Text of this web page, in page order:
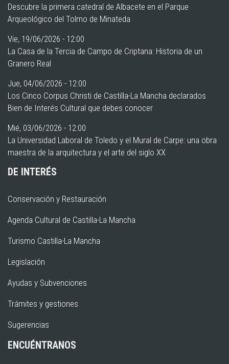
Descubre la primera catedral de Albacete en el Parque
Arqueológico del Tolmo de Minateda
Vie, 19/06/2026 - 12:00
La Casa de la Tercia de Campo de Criptana: Historia de un
Granero Real
Jue, 04/06/2026 - 12:00
Los Cinco Corpus Christi de Castilla-La Mancha declarados
Bien de Interés Cultural que debes conocer
Mié, 03/06/2026 - 12:00
La Universidad Laboral de Toledo y el Mural de Carpe: una obra
maestra de la arquitectura y el arte del siglo XX
DE INTERÉS
Conservación y Restauración
Agenda Cultural de Castilla-La Mancha
Turismo Castilla-La Mancha
Legislación
Ayudas y Subvenciones
Trámites y gestiones
Sugerencias
ENCUÉNTRANOS